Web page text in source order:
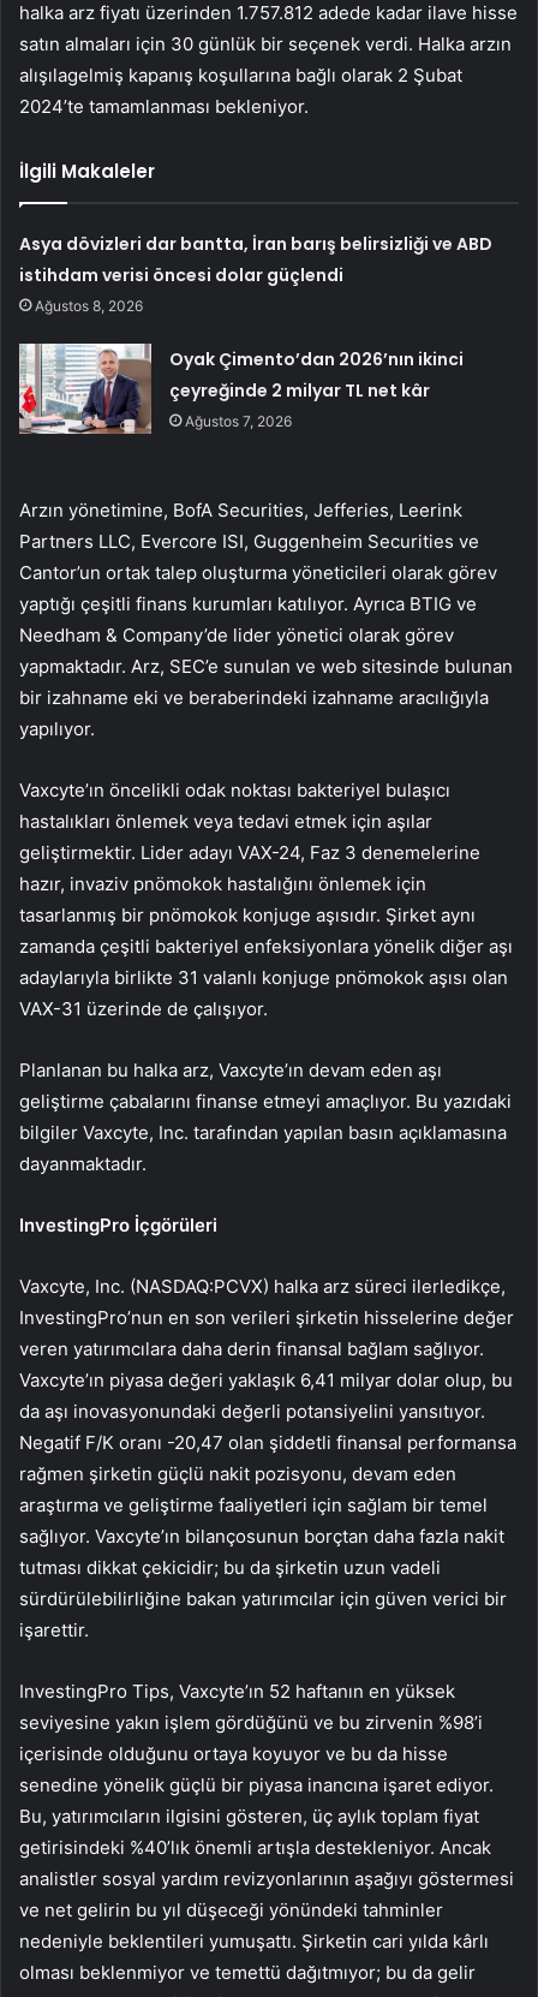
halka arz fiyatı üzerinden 1.757.812 adede kadar ilave hisse
satın almaları için 30 günlük bir seçenek verdi. Halka arzın
alışılagelmiş kapanış koşullarına bağlı olarak 2 Şubat
2024’te tamamlanması bekleniyor.
İlgili Makaleler
Asya dövizleri dar bantta, İran barış belirsizliği ve ABD
istihdam verisi öncesi dolar güçlendi
Ağustos 8, 2026
Oyak Çimento’dan 2026’nın ikinci
çeyreğinde 2 milyar TL net kâr
Ağustos 7, 2026
Arzın yönetimine, BofA Securities, Jefferies, Leerink
Partners LLC, Evercore ISI, Guggenheim Securities ve
Cantor’un ortak talep oluşturma yöneticileri olarak görev
yaptığı çeşitli finans kurumları katılıyor. Ayrıca BTIG ve
Needham & Company’de lider yönetici olarak görev
yapmaktadır. Arz, SEC’e sunulan ve web sitesinde bulunan
bir izahname eki ve beraberindeki izahname aracılığıyla
yapılıyor.
Vaxcyte’ın öncelikli odak noktası bakteriyel bulaşıcı
hastalıkları önlemek veya tedavi etmek için aşılar
geliştirmektir. Lider adayı VAX-24, Faz 3 denemelerine
hazır, invaziv pnömokok hastalığını önlemek için
tasarlanmış bir pnömokok konjuge aşısıdır. Şirket aynı
zamanda çeşitli bakteriyel enfeksiyonlara yönelik diğer aşı
adaylarıyla birlikte 31 valanlı konjuge pnömokok aşısı olan
VAX-31 üzerinde de çalışıyor.
Planlanan bu halka arz, Vaxcyte’ın devam eden aşı
geliştirme çabalarını finanse etmeyi amaçlıyor. Bu yazıdaki
bilgiler Vaxcyte, Inc. tarafından yapılan basın açıklamasına
dayanmaktadır.
InvestingPro İçgörüleri
Vaxcyte, Inc. (NASDAQ:PCVX) halka arz süreci ilerledikçe,
InvestingPro’nun en son verileri şirketin hisselerine değer
veren yatırımcılara daha derin finansal bağlam sağlıyor.
Vaxcyte’ın piyasa değeri yaklaşık 6,41 milyar dolar olup, bu
da aşı inovasyonundaki değerli potansiyelini yansıtıyor.
Negatif F/K oranı -20,47 olan şiddetli finansal performansa
rağmen şirketin güçlü nakit pozisyonu, devam eden
araştırma ve geliştirme faaliyetleri için sağlam bir temel
sağlıyor. Vaxcyte’ın bilançosunun borçtan daha fazla nakit
tutması dikkat çekicidir; bu da şirketin uzun vadeli
sürdürülebilirliğine bakan yatırımcılar için güven verici bir
işarettir.
InvestingPro Tips, Vaxcyte’ın 52 haftanın en yüksek
seviyesine yakın işlem gördüğünü ve bu zirvenin %98’i
içerisinde olduğunu ortaya koyuyor ve bu da hisse
senedine yönelik güçlü bir piyasa inancına işaret ediyor.
Bu, yatırımcıların ilgisini gösteren, üç aylık toplam fiyat
getirisindeki %40’lık önemli artışla destekleniyor. Ancak
analistler sosyal yardım revizyonlarının aşağıyı göstermesi
ve net gelirin bu yıl düşeceği yönündeki tahminler
nedeniyle beklentileri yumuşattı. Şirketin cari yılda kârlı
olması beklenmiyor ve temettü dağıtmıyor; bu da gelir